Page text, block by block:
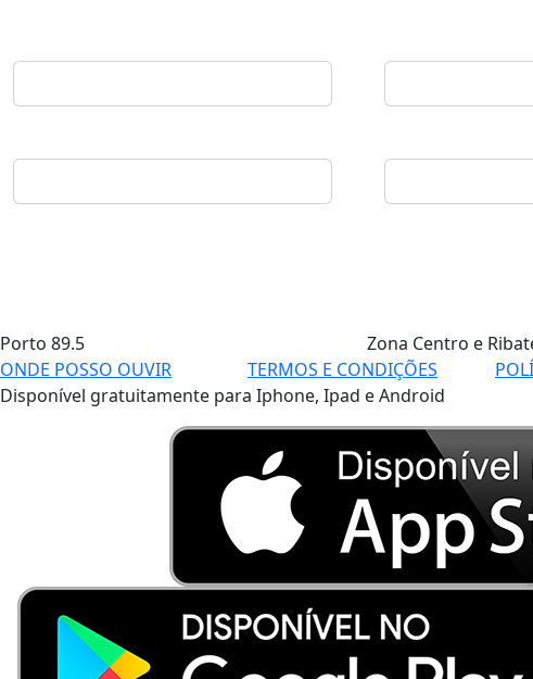
Porto 89.5 Zona Centro e
ONDE POSSO OUVIR
TERMOS E CONDIÇÕES
Disponível gratuitamente para Iphone, Ipad e Android